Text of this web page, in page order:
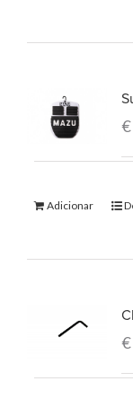
€
Adicionar
€